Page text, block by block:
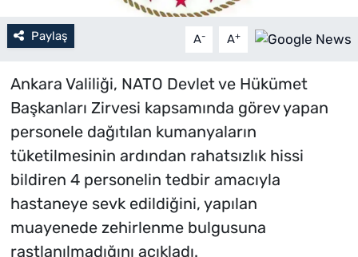
Paylaş A- A+
Ankara Valiliği, NATO Devlet ve Hükümet
Başkanları Zirvesi kapsamında görev yapan
personele dağıtılan kumanyaların
tüketilmesinin ardından rahatsızlık hissi
bildiren 4 personelin tedbir amacıyla
hastaneye sevk edildiğini, yapılan
muayenede zehirlenme bulgusuna
rastlanılmadığını açıkladı.